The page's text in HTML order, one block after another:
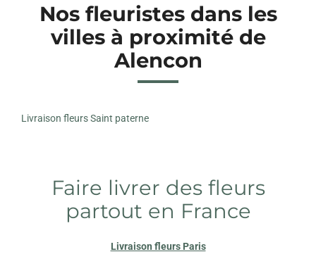
Nos fleuristes dans les
villes à proximité de
Alencon
Livraison fleurs Saint paterne
Faire livrer des fleurs
partout en France
Livraison fleurs Paris